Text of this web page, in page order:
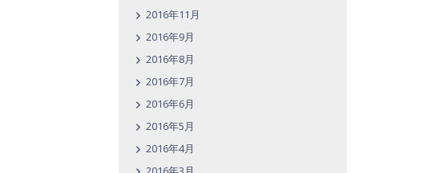
2016年11月
2016年9月
2016年8月
2016年7月
2016年6月
2016年5月
2016年4月